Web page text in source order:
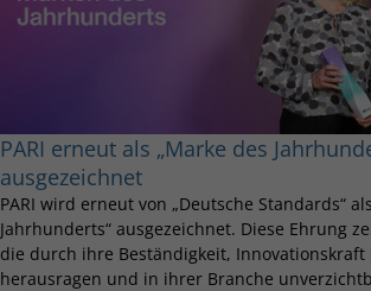
PARI erneut als „Marke des
ausgezeichnet
PARI wird erneut von „Deutsche Standards“
Jahrhunderts“ ausgezeichnet. Diese Ehrung
die durch ihre Beständigkeit,
herausragen und in ihrer Branche